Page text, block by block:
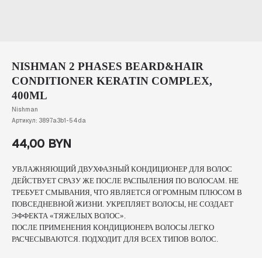
NISHMAN 2 PHASES BEARD&HAIR
CONDITIONER KERATIN COMPLEX,
400ML
Nishman
Артикул: 3897a3b1-54da
44,00 BYN
УВЛАЖНЯЮЩИЙ ДВУХФАЗНЫЙ КОНДИЦИОНЕР ДЛЯ ВОЛОС
ДЕЙСТВУЕТ СРАЗУ ЖЕ ПОСЛЕ РАСПЫЛЕНИЯ ПО ВОЛОСАМ. НЕ
ТРЕБУЕТ СМЫВАНИЯ, ЧТО ЯВЛЯЕТСЯ ОГРОМНЫМ ПЛЮСОМ В
ПОВСЕДНЕВНОЙ ЖИЗНИ. УКРЕПЛЯЕТ ВОЛОСЫ, НЕ СОЗДАЕТ
ЭФФЕКТА «ТЯЖЕЛЫХ ВОЛОС».
ПОСЛЕ ПРИМЕНЕНИЯ КОНДИЦИОНЕРА ВОЛОСЫ ЛЕГКО
РАСЧЕСЫВАЮТСЯ. ПОДХОДИТ ДЛЯ ВСЕХ ТИПОВ ВОЛОС.